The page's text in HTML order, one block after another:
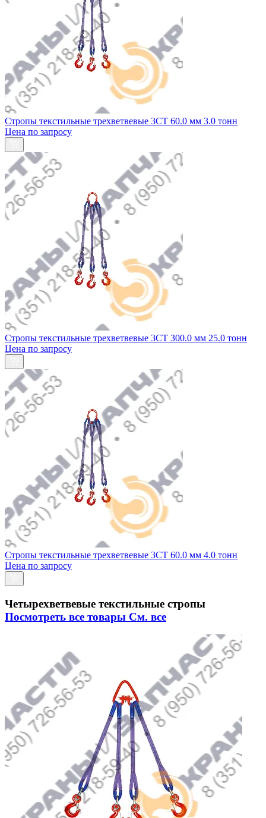
Стропы текстильные трехветвевые 3СТ 60.0 мм 3.0 тонн
Цена по запросу
Стропы текстильные трехветвевые 3СТ 300.0 мм 25.0 тонн
Цена по запросу
Стропы текстильные трехветвевые 3СТ 60.0 мм 4.0 тонн
Цена по запросу
Четырехветвевые текстильные стропы
Посмотреть все товары См. все